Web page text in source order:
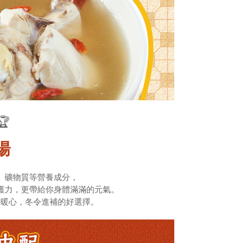
物質等營養成分，
，更帶給你身體滿滿的元氣。
心，冬令進補的好選擇。